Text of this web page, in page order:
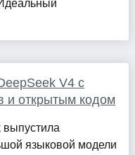
V4 с
и открытым кодом
выпустила
языковой модели